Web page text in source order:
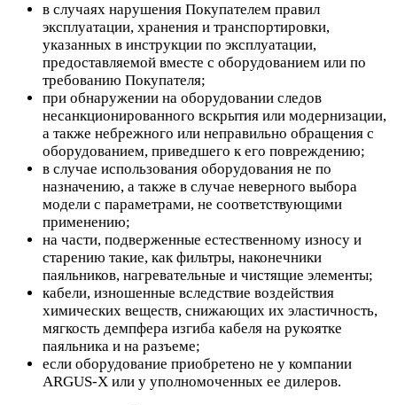
в случаях нарушения Покупателем правил
эксплуатации, хранения и транспортировки,
указанных в инструкции по эксплуатации,
предоставляемой вместе с оборудованием или по
требованию Покупателя;
при обнаружении на оборудовании следов
несанкционированного вскрытия или модернизации,
а также небрежного или неправильно обращения с
оборудованием, приведшего к его повреждению;
в случае использования оборудования не по
назначению, а также в случае неверного выбора
модели с параметрами, не соответствующими
применению;
на части, подверженные естественному износу и
старению такие, как фильтры, наконечники
паяльников, нагревательные и чистящие элементы;
кабели, изношенные вследствие воздействия
химических веществ, снижающих их эластичность,
мягкость демпфера изгиба кабеля на рукоятке
паяльника и на разъеме;
если оборудование приобретено не у компании
ARGUS-X или у уполномоченных ее дилеров.